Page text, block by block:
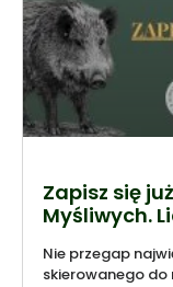
Zapisz się
Myśliwych.
Nie przegap
skierowanego do